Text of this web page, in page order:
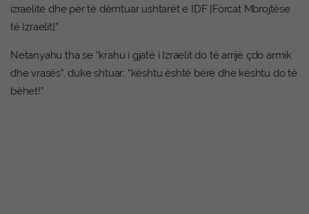
izraelite dhe për të dëmtuar ushtarët e IDF [Forcat Mbrojtëse
të Izraelit]”.
Netanyahu tha se “krahu i gjatë i Izraelit do të arrijë çdo armik
dhe vrasës”, duke shtuar; “kështu është bërë dhe kështu do të
bëhet!”